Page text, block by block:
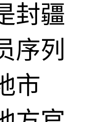
封疆
序列
市